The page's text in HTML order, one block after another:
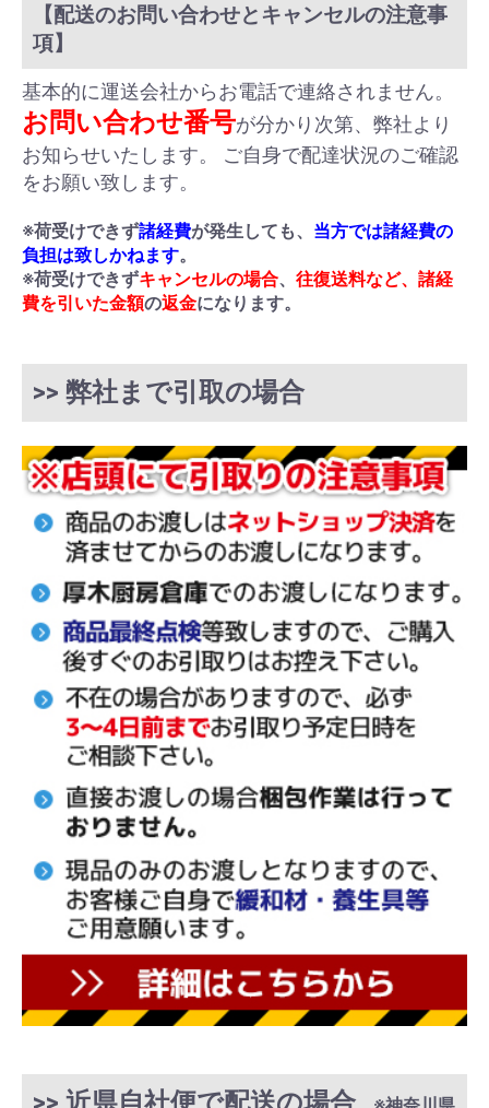
【配送のお問い合わせとキャンセルの注意事
項】
基本的に運送会社からお電話で連絡されません。
お問い合わせ番号が分かり次第、弊社より
お知らせいたします。 ご自身で配達状況のご確認
をお願い致します。
※荷受けできず諸経費が発生しても、 当方では諸経費の
負担は致しかねます。
※荷受けできずキャンセルの場合、 往復送料など、諸経
費を引いた金額の返金になります。
>> 弊社まで引取の場合